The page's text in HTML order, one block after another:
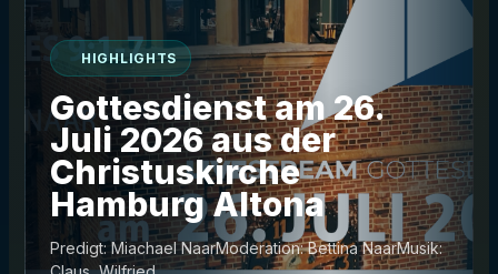
HIGHLIGHTS
Gottesdienst am 26.
Juli 2026 aus der
Christuskirche
Hamburg Altona
Predigt: Miachael NaarModeration: Bettina NaarMusik: